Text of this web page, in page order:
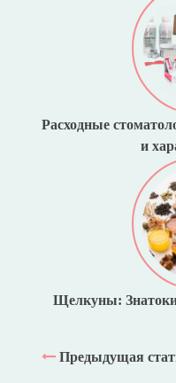
Расходные
и
Щелкуны:
Предыдущая